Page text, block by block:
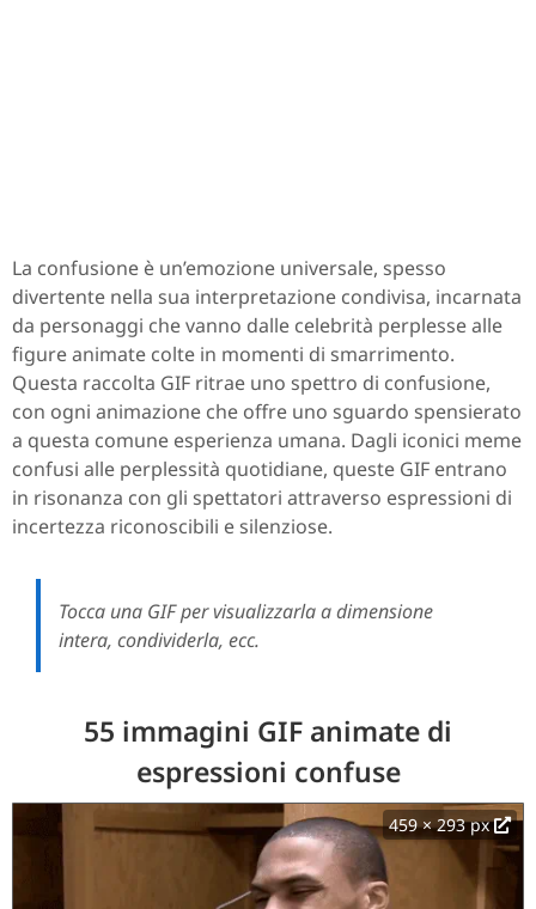
La confusione è un’emozione universale, spesso
divertente nella sua interpretazione condivisa, incarnata
da personaggi che vanno dalle celebrità perplesse alle
figure animate colte in momenti di smarrimento.
Questa raccolta GIF ritrae uno spettro di confusione,
con ogni animazione che offre uno sguardo spensierato
a questa comune esperienza umana. Dagli iconici meme
confusi alle perplessità quotidiane, queste GIF entrano
in risonanza con gli spettatori attraverso espressioni di
incertezza riconoscibili e silenziose.
Tocca una GIF per visualizzarla a dimensione
intera, condividerla, ecc.
55 immagini GIF animate di
espressioni confuse
459 × 293 px